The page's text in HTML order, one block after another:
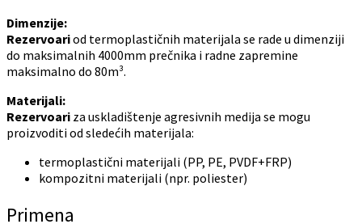
Dimenzije:
Rezervoariod termoplastičnih materijala se rade u dimenziji
do maksimalnih 4000mm prečnika i radne zapremine
maksimalno do 80m³.
Materijali:
Rezervoari za uskladištenje agresivnih medija se mogu
proizvoditi od sledećih materijala:
termoplastični materijali (PP, PE, PVDF+FRP)
kompozitni materijali (npr. poliester)
Primena